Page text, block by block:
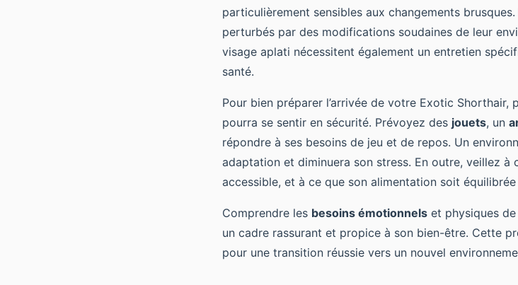
particulièrement sensibles aux changements
perturbés par des modifications soudaines de leur
visage aplati nécessitent également un entretien
santé.
Pour bien préparer l’arrivée de votre Exotic Shorthair,
pourra se sentir en sécurité. Prévoyez des jouets, un
répondre à ses besoins de jeu et de repos. Un
adaptation et diminuera son stress. En outre, veillez
accessible, et à ce que son alimentation soit
Comprendre les besoins émotionnels et physiques
un cadre rassurant et propice à son bien-être. Cette
pour une transition réussie vers un nouvel